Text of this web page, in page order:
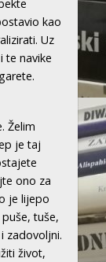
kao
Uz
te navike
Želim
je taj
ono za
je lijepo
tuše,
zadovoljni.
život,